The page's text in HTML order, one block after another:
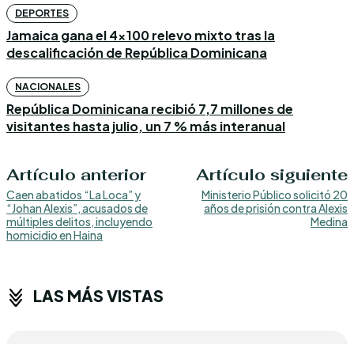
DEPORTES
Jamaica gana el 4×100 relevo mixto tras la
descalificación de República Dominicana
NACIONALES
República Dominicana recibió 7,7 millones de
visitantes hasta julio, un 7 % más interanual
Artículo anterior
Caen abatidos “La Loca” y
“Johan Alexis”, acusados de
múltiples delitos, incluyendo
homicidio en Haina
Artículo siguiente
Ministerio Público solicitó 20
años de prisión contra Alexis
Medina
LAS MÁS VISTAS